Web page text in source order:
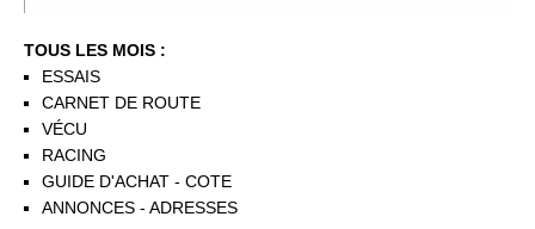
TOUS LES MOIS :
ESSAIS
CARNET DE ROUTE
VÉCU
RACING
GUIDE D'ACHAT - COTE
ANNONCES - ADRESSES